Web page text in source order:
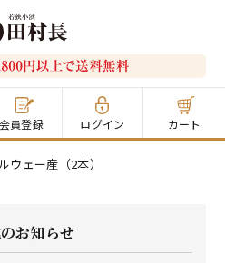
会員登録 ログイン カート
ウェー産（2本）
お知らせ